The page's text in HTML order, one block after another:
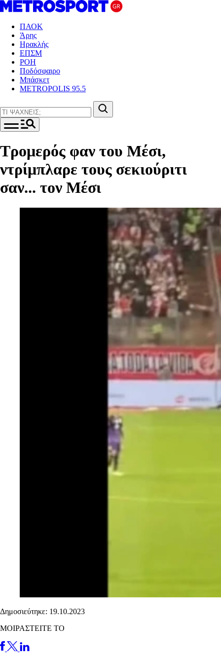
ΠΑΟΚ
Άρης
Ηρακλής
ΕΠΣΜ
ΡΟΗ
Ποδόσφαιρο
Μπάσκετ
METROPOLIS 95.5
Τρομερός φαν του Μέσι,
ντρίμπλαρε τους σεκιούριτι
σαν... τον Μέσι
Δημοσιεύτηκε: 19.10.2023
ΜΟΙΡΑΣΤΕΙΤΕ ΤΟ